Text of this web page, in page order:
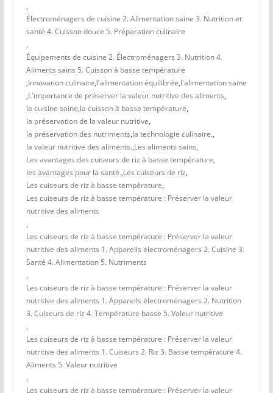
,
Électroménagers de cuisine 2. Alimentation saine 3. Nutrition et
santé 4. Cuisson douce 5. Préparation culinaire
,
Équipements de cuisine 2. Électroménagers 3. Nutrition 4.
Aliments sains 5. Cuisson à basse température
,Innovation culinaire,l'alimentation équilibrée,l'alimentation saine
,L'importance de préserver la valeur nutritive des aliments,
la cuisine saine,la cuisson à basse température,
la préservation de la valeur nutritive,
la préservation des nutriments,la technologie culinaire.,
la valeur nutritive des aliments.,Les aliments sains,
Les avantages des cuiseurs de riz à basse température,
les avantages pour la santé.,Les cuiseurs de riz,
Les cuiseurs de riz à basse température,
Les cuiseurs de riz à basse température : Préserver la valeur
nutritive des aliments
,
Les cuiseurs de riz à basse température : Préserver la valeur
nutritive des aliments 1. Appareils électroménagers 2. Cuisine 3.
Santé 4. Alimentation 5. Nutriments
,
Les cuiseurs de riz à basse température : Préserver la valeur
nutritive des aliments 1. Appareils électroménagers 2. Nutrition
3. Cuiseurs de riz 4. Température basse 5. Valeur nutritive
,
Les cuiseurs de riz à basse température : Préserver la valeur
nutritive des aliments 1. Cuiseurs 2. Riz 3. Basse température 4.
Aliments 5. Valeur nutritive
,
Les cuiseurs de riz à basse température : Préserver la valeur